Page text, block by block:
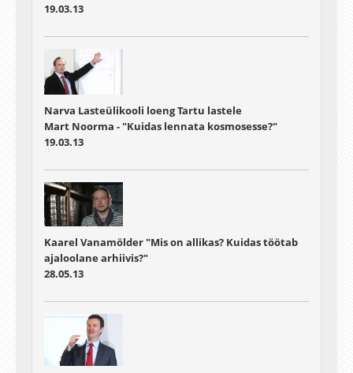
19.03.13
Narva Lasteülikooli loeng Tartu lastele
Mart Noorma - "Kuidas lennata kosmosesse?"
19.03.13
Kaarel Vanamölder "Mis on allikas? Kuidas töötab
ajaloolane arhiivis?"
28.05.13